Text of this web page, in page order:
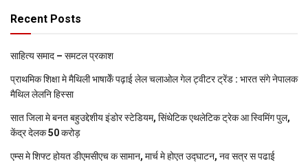
Recent Posts
साहित्य समाद – समटल प्रकाश
प्राथमिक शि‍क्षा मे मैथि‍ली भाषाकेँ पढ़ाई लेल चलाओल गेल ट्वीटर ट्रेंड : भारत संगे नेपालक
मैथिल लेलनि हिस्सा
सात जिला मे बनत बहुउद्देशीय इंडोर स्‍टेडि‍यम, सिंथेटिक एथलेटिक ट्रेक आ स्विमिंग पुल,
केंद्र देलक 50 करोड़
एम्स मे शिफ्ट होयत डीएमसीएच क सामान, मार्च मे होएत उद्घाटन, नव सत्र स पढाई